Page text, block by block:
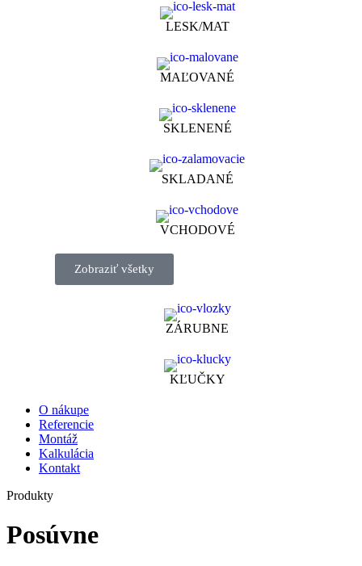
LESK/MAT
MAĽOVANÉ
SKLENENÉ
SKLADANÉ
VCHODOVÉ
Zobraziť všetky
ZÁRUBNE
KĽUČKY
O nákupe
Referencie
Montáž
Kalkulácia
Kontakt
Produkty
Posúvne